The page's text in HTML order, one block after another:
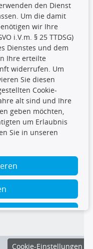
Cookie-Einstellungen
den Dienst
Um die damit
wir Ihre
i.V.m. § 25 TTDSG)
Dienstes und dem
Ihre erteilte
widerrufen. Um
Sie diesen
Cookie-
alt sind und Ihre
geben möchten,
um Erlaubnis
Sie in unseren